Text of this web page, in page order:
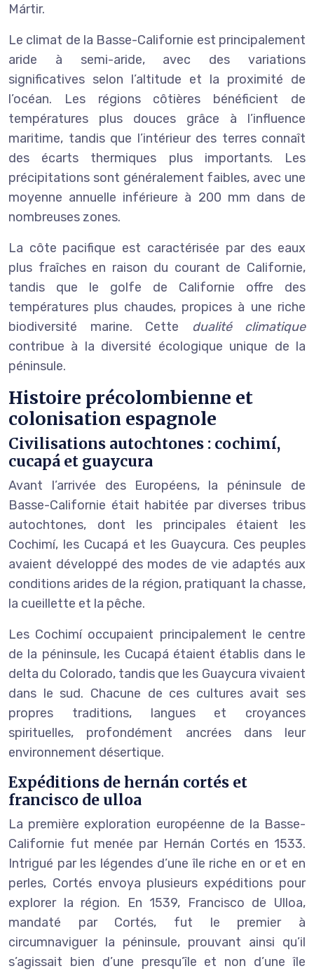
Mártir.
Le climat de la Basse-Californie est principalement
aride à semi-aride, avec des variations
significatives selon l’altitude et la proximité de
l’océan. Les régions côtières bénéficient de
températures plus douces grâce à l’influence
maritime, tandis que l’intérieur des terres connaît
des écarts thermiques plus importants. Les
précipitations sont généralement faibles, avec une
moyenne annuelle inférieure à 200 mm dans de
nombreuses zones.
La côte pacifique est caractérisée par des eaux
plus fraîches en raison du courant de Californie,
tandis que le golfe de Californie offre des
températures plus chaudes, propices à une riche
biodiversité marine. Cette dualité climatique
contribue à la diversité écologique unique de la
péninsule.
Histoire précolombienne et
colonisation espagnole
Civilisations autochtones : cochimí,
cucapá et guaycura
Avant l’arrivée des Européens, la péninsule de
Basse-Californie était habitée par diverses tribus
autochtones, dont les principales étaient les
Cochimí, les Cucapá et les Guaycura. Ces peuples
avaient développé des modes de vie adaptés aux
conditions arides de la région, pratiquant la chasse,
la cueillette et la pêche.
Les Cochimí occupaient principalement le centre
de la péninsule, les Cucapá étaient établis dans le
delta du Colorado, tandis que les Guaycura vivaient
dans le sud. Chacune de ces cultures avait ses
propres traditions, langues et croyances
spirituelles, profondément ancrées dans leur
environnement désertique.
Expéditions de hernán cortés et
francisco de ulloa
La première exploration européenne de la Basse-
Californie fut menée par Hernán Cortés en 1533.
Intrigué par les légendes d’une île riche en or et en
perles, Cortés envoya plusieurs expéditions pour
explorer la région. En 1539, Francisco de Ulloa,
mandaté par Cortés, fut le premier à
circumnaviguer la péninsule, prouvant ainsi qu’il
s’agissait bien d’une presqu’île et non d’une île